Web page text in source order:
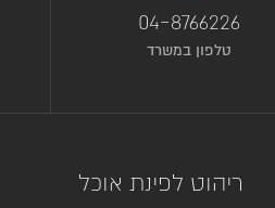
04-8766226
טלפון במשרד
ריהוט לפינת אוכל